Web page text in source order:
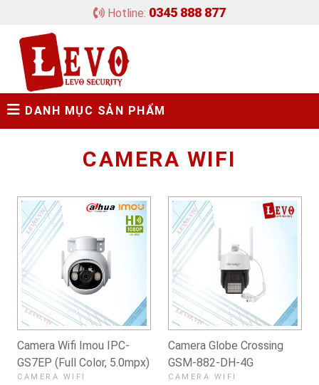
Hotline: 0345 888 877
DANH MỤC SẢN PHẨM
CAMERA WIFI
Camera Wifi Imou IPC-
GS7EP (Full Color, 5.0mpx)
CAMERA WIFI
Camera Globe Crossing
GSM-882-DH-4G
CAMERA WIFI